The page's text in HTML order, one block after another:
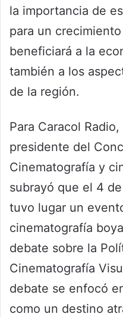
la importancia de
para un
beneficiará a la
también a los
de la región.
Para Caracol
presidente del
Cinematografía y
subrayó que el 4
tuvo lugar un
cinematografía
debate sobre la
Cinematografía
debate se enfocó
como un destino